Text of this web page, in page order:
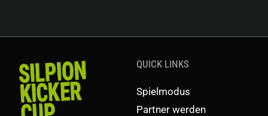
QUICK LINKS
Spielmodus
Partner werden